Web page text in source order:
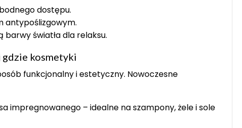
dostępu.
antypoślizgowym.
barwy światła dla relaksu.
kosmetyki
funkcjonalny i estetyczny. Nowoczesne
impregnowanego – idealne na szampony, żele i sole